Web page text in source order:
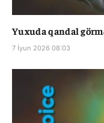
Yuxuda qandal
7 İyun 2026 08:03